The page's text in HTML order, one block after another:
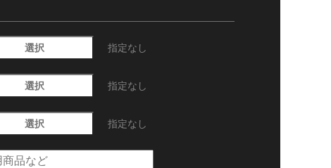
選択 指定なし
選択 指定なし
選択 指定なし